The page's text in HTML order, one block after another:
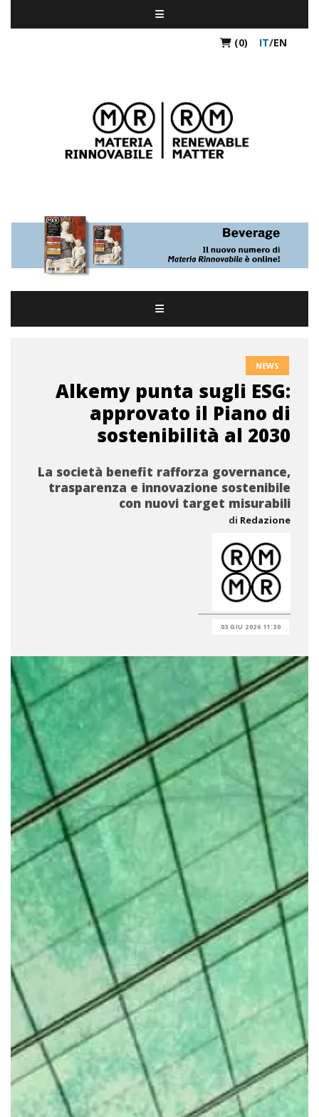
(0) IT/EN
NEWS
Alkemy punta sugli ESG:
approvato il Piano di
sostenibilità al 2030
La società benefit rafforza governance,
trasparenza e innovazione sostenibile
con nuovi target misurabili
di Redazione
03 GIU 2026 11:30